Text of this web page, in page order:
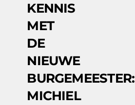
KENNIS
MET
DE
NIEUWE
BURGEMEESTER:
MICHIEL